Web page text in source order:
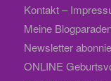
Kontakt –
Meine
Newsletter
ONLINE